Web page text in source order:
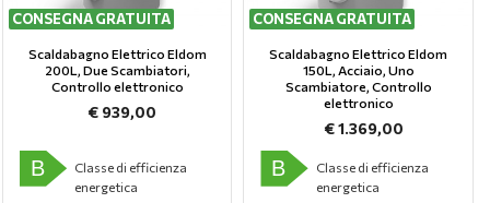
CONSEGNA GRATUITA
Scaldabagno Elettrico Eldom
200L, Due Scambiatori,
Controllo elettronico
€ 939,00
B
Classe di efficienza
energetica
CONSEGNA GRATUITA
Scaldabagno Elettrico Eldom
150L, Аcciaio, Uno
Scambiatore, Controllo
elettronico
€ 1.369,00
B
Classe di efficienza
energetica